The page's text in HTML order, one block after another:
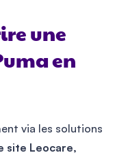
une
en
via les solutions
site Leocare,